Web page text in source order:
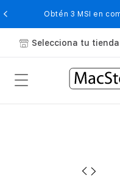
Obtén 3 MSI en
Selecciona tu tienda